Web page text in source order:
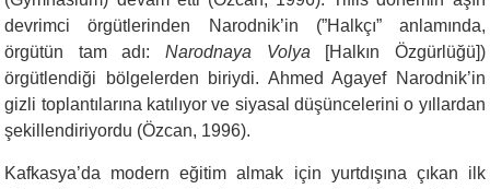
devrimci örgütlerinden Narodnik’in (”Halkçı” anlamında,
örgütün tam adı: Narodnaya Volya
[Halkın Özgürlüğü])
örgütlendiği bölgelerden biriydi. Ahmed Agayef Narodnik’in
gizli toplantılarına katılıyor ve siyasal düşüncelerini o yıllardan
şekillendiriyordu (Özcan, 1996).
Kafkasya’da modern eğitim almak için yurtdışına çıkan ilk